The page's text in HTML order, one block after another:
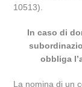
10513).
In caso di
obbliga
La nomina di un